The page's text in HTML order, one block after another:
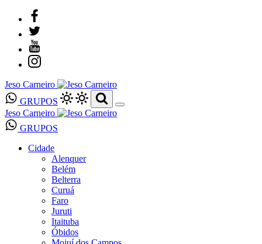
Jeso Carneiro
GRUPOS
Jeso Carneiro
GRUPOS
Cidade
Alenquer
Belém
Belterra
Curuá
Faro
Juruti
Itaituba
Óbidos